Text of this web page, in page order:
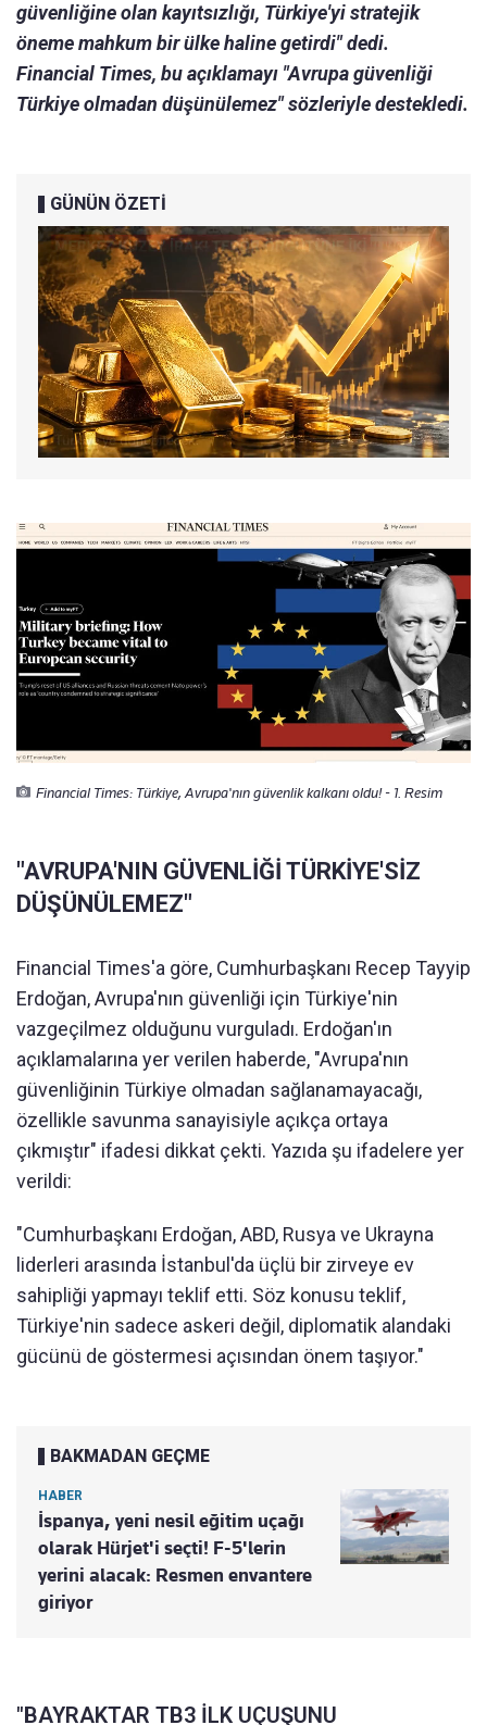
güvenliğine olan kayıtsızlığı, Türkiye'yi stratejik
öneme mahkum bir ülke haline getirdi" dedi.
Financial Times, bu açıklamayı "Avrupa güvenliği
Türkiye olmadan düşünülemez" sözleriyle destekledi.
GÜNÜN ÖZETİ
Financial Times: Türkiye, Avrupa'nın güvenlik kalkanı oldu! - 1. Resim
"AVRUPA'NIN GÜVENLİĞİ TÜRKİYE'SİZ
DÜŞÜNÜLEMEZ"
Financial Times'a göre, Cumhurbaşkanı Recep Tayyip
Erdoğan, Avrupa'nın güvenliği için Türkiye'nin
vazgeçilmez olduğunu vurguladı. Erdoğan'ın
açıklamalarına yer verilen haberde, "Avrupa'nın
güvenliğinin Türkiye olmadan sağlanamayacağı,
özellikle savunma sanayisiyle açıkça ortaya
çıkmıştır" ifadesi dikkat çekti. Yazıda şu ifadelere yer
verildi:
"Cumhurbaşkanı Erdoğan, ABD, Rusya ve Ukrayna
liderleri arasında İstanbul'da üçlü bir zirveye ev
sahipliği yapmayı teklif etti. Söz konusu teklif,
Türkiye'nin sadece askeri değil, diplomatik alandaki
gücünü de göstermesi açısından önem taşıyor."
BAKMADAN GEÇME
HABER
İspanya, yeni nesil eğitim uçağı
olarak Hürjet'i seçti! F-5'lerin
yerini alacak: Resmen envantere
giriyor
"BAYRAKTAR TB3 İLK UÇUŞUNU